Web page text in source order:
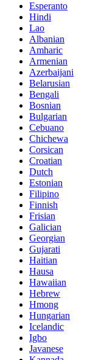
Esperanto
Hindi
Lao
Albanian
Amharic
Armenian
Azerbaijani
Belarusian
Bengali
Bosnian
Bulgarian
Cebuano
Chichewa
Corsican
Croatian
Dutch
Estonian
Filipino
Finnish
Frisian
Galician
Georgian
Gujarati
Haitian
Hausa
Hawaiian
Hebrew
Hmong
Hungarian
Icelandic
Igbo
Javanese